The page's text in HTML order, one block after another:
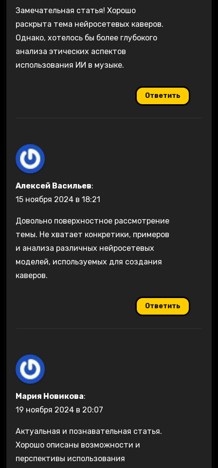
Замечательная статья! Хорошо
раскрыта тема нейросетевых каверов.
Однако, хотелось бы более глубокого
анализа этических аспектов
использования ИИ в музыке.
Ответить
Алексей Васильев:
15 ноября 2024 в 18:21
Довольно поверхностное рассмотрение
темы. Не хватает конкретики, примеров
и анализа различных нейросетевых
моделей, используемых для создания
каверов.
Ответить
Мария Новикова:
19 ноября 2024 в 20:07
Актуальная и познавательная статья.
Хорошо описаны возможности и
перспективы использования